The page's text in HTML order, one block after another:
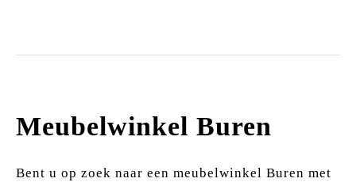
Meubelwinkel Buren
Bent u op zoek naar een meubelwinkel Buren met